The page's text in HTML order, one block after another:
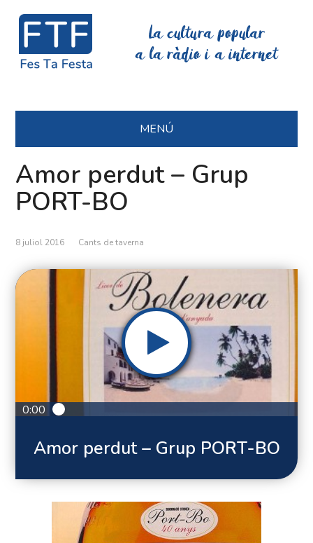
La cultura popular
a la ràdio i a internet
MENÚ
Amor perdut – Grup
PORT-BO
8 juliol 2016 Cants de taverna
0:00
Amor perdut – Grup PORT-BO